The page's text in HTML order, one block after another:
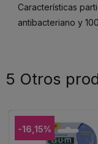
Características
antibacteriano y
5 Otros
-16,15%